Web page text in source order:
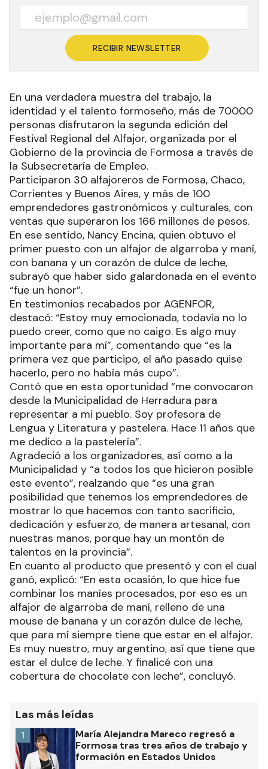
RECIBIR NEWSLETTER
En una verdadera muestra del trabajo, la
identidad y el talento formoseño, más de 70000
personas disfrutaron la segunda edición del
Festival Regional del Alfajor, organizada por el
Gobierno de la provincia de Formosa a través de
la Subsecretaría de Empleo.
Participaron 30 alfajoreros de Formosa, Chaco,
Corrientes y Buenos Aires, y más de 100
emprendedores gastronómicos y culturales, con
ventas que superaron los 166 millones de pesos.
En ese sentido, Nancy Encina, quien obtuvo el
primer puesto con un alfajor de algarroba y maní,
con banana y un corazón de dulce de leche,
subrayó que haber sido galardonada en el evento
“fue un honor”.
En testimonios recabados por AGENFOR,
destacó: “Estoy muy emocionada, todavía no lo
puedo creer, como que no caigo. Es algo muy
importante para mí”, comentando que “es la
primera vez que participo, el año pasado quise
hacerlo, pero no había más cupo”.
Contó que en esta oportunidad “me convocaron
desde la Municipalidad de Herradura para
representar a mi pueblo. Soy profesora de
Lengua y Literatura y pastelera. Hace 11 años que
me dedico a la pastelería”.
Agradeció a los organizadores, así como a la
Municipalidad y “a todos los que hicieron posible
este evento”, realzando que “es una gran
posibilidad que tenemos los emprendedores de
mostrar lo que hacemos con tanto sacrificio,
dedicación y esfuerzo, de manera artesanal, con
nuestras manos, porque hay un montón de
talentos en la provincia”.
En cuanto al producto que presentó y con el cual
ganó, explicó: “En esta ocasión, lo que hice fue
combinar los maníes procesados, por eso es un
alfajor de algarroba de maní, relleno de una
mouse de banana y un corazón dulce de leche,
que para mí siempre tiene que estar en el alfajor.
Es muy nuestro, muy argentino, así que tiene que
estar el dulce de leche. Y finalicé con una
cobertura de chocolate con leche”, concluyó.
Las más leídas
María Alejandra Mareco regresó a
Formosa tras tres años de trabajo y
formación en Estados Unidos
1